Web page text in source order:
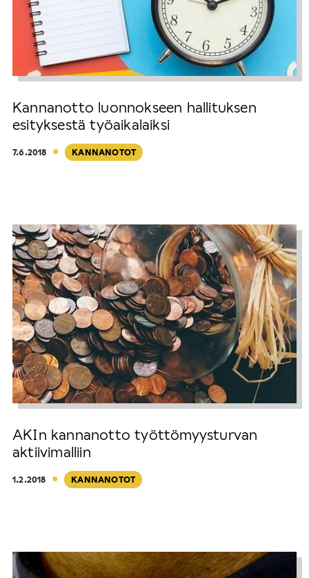
Kannanotto luonnokseen hallituksen
esityksestä työaikalaiksi
7.6.2018 · KANNANOTOT
AKIn kannanotto työttömyysturvan
aktiivimalliin
1.2.2018 · KANNANOTOT